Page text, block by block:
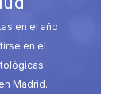
en el año
en el
Madrid.